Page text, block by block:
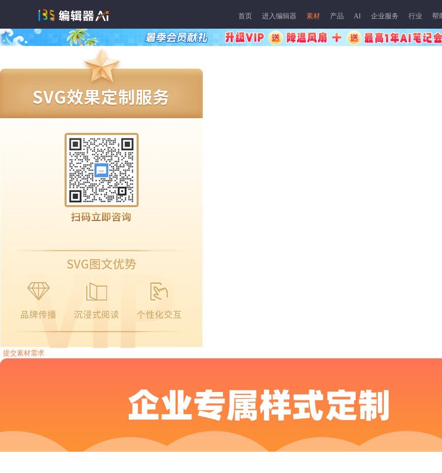
首页 进入编辑器 素材 产品 AI 企业服务 行业 帮
提交素材需求